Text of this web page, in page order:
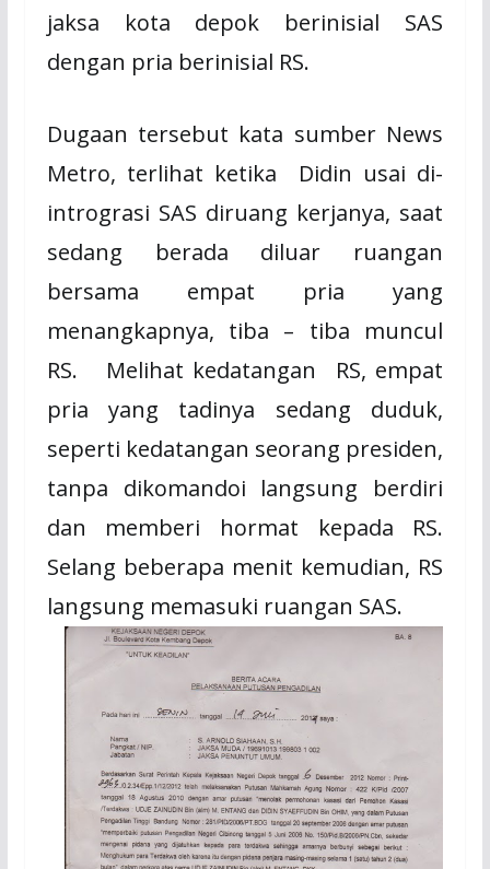
jaksa kota depok berinisial SAS
dengan pria berinisial RS.
Dugaan tersebut kata sumber News
Metro, terlihat ketika
Didin usai di-
intrograsi SAS diruang kerjanya, saat
sedang berada diluar ruangan
bersama empat pria yang
menangkapnya, tiba – tiba muncul
RS. Melihat kedatangan
RS, empat
pria yang tadinya sedang duduk,
seperti kedatangan seorang presiden,
tanpa dikomandoi langsung berdiri
dan memberi hormat kepada RS.
Selang beberapa menit kemudian, RS
langsung memasuki ruangan SAS.